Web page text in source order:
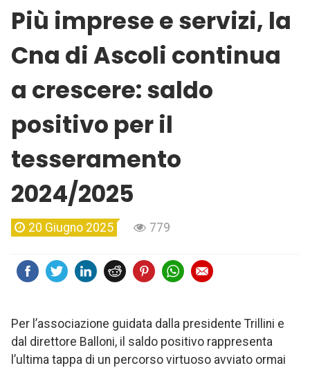
Più imprese e servizi, la
Cna di Ascoli continua
a crescere: saldo
positivo per il
tesseramento
2024/2025
20 Giugno 2025 779
Per l’associazione guidata dalla presidente Trillini e
dal direttore Balloni, il saldo positivo rappresenta
l’ultima tappa di un percorso virtuoso avviato ormai